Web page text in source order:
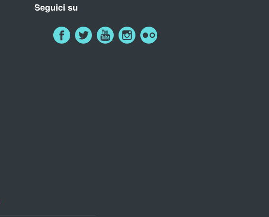
Seguici su